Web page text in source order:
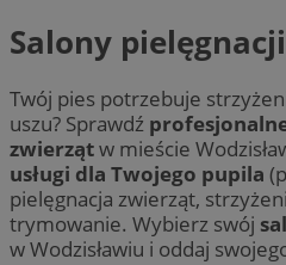
Salony
Twój pies potrzebuje
uszu? Sprawdź
zwierzątw mieście
usługi dla Twojego pupila
pielęgnacja zwierząt,
trymowanie. Wybierz swój
w Wodzisławiu i oddaj